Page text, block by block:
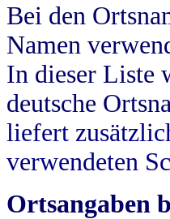
Bei den
Namen
In dieser Liste
deutsche
liefert
verwendeten
Ortsangaben